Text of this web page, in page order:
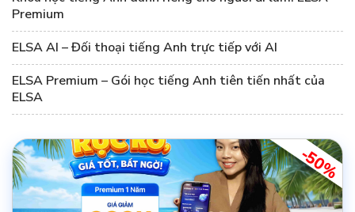
Premium
ELSA AI – Đối thoại tiếng Anh trực tiếp với AI
ELSA Premium – Gói học tiếng Anh tiên tiến nhất của
ELSA
-50%